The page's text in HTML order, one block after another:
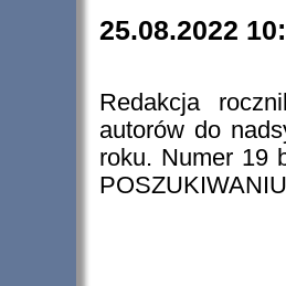
25.08.2022
Redakcja
autorów do
roku. Numer 19